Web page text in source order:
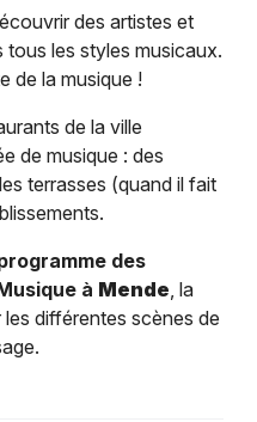
des artistes et
tous les styles musicaux.
de la musique !
de la ville
de musique : des
terrasses (quand il fait
des
à Mende, la
différentes scènes de